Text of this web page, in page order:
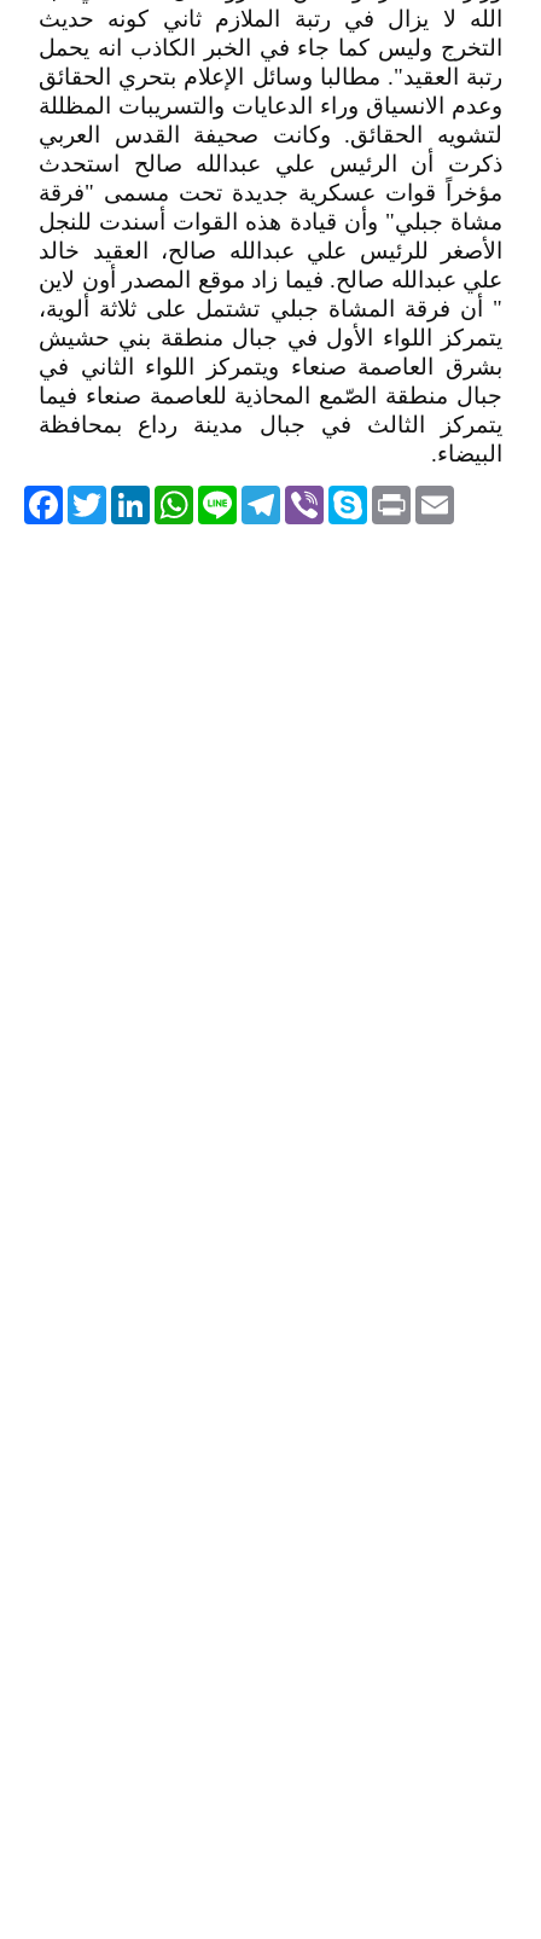
الله لا يزال في رتبة الملازم ثاني كونه حديث
التخرج وليس كما جاء في الخبر الكاذب انه يحمل
رتبة العقيد". مطالبا وسائل الإعلام بتحري الحقائق
وعدم الانسياق وراء الدعايات والتسريبات المظللة
لتشويه الحقائق. وكانت صحيفة القدس العربي
ذكرت أن الرئيس علي عبدالله صالح استحدث
مؤخراً قوات عسكرية جديدة تحت مسمى "فرقة
مشاة جبلي" وأن قيادة هذه القوات أسندت للنجل
الأصغر للرئيس علي عبدالله صالح، العقيد خالد
علي عبدالله صالح. فيما زاد موقع المصدر أون لاين
" أن فرقة المشاة جبلي تشتمل على ثلاثة ألوية،
يتمركز اللواء الأول في جبال منطقة بني حشيش
بشرق العاصمة صنعاء ويتمركز اللواء الثاني في
جبال منطقة الصّمع المحاذية للعاصمة صنعاء فيما
يتمركز الثالث في جبال مدينة رداع بمحافظة
البيضاء.
TwitterLinkedIn
WhatsApp Line
Telegram ViberSkype PrintEmail